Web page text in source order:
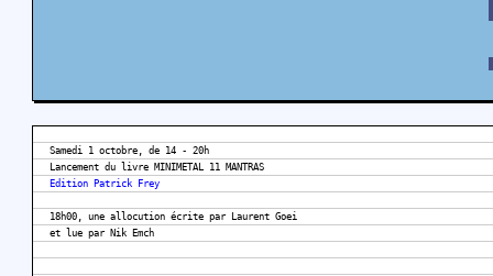
Samedi 1 octobre, de 14 - 20h
Lancement du livre MINIMETAL 11 MANTRAS
Edition Patrick Frey
18h00, une allocution écrite par Laurent Goei
et lue par Nik Emch